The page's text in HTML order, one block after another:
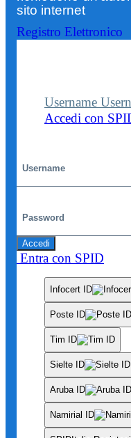
sito internet
Registro Elettronico
Username
Accedi con
Accedi
Entra con SPID
Infocert ID
Poste ID
Tim ID
Sielte ID
Aruba ID
Namirial ID